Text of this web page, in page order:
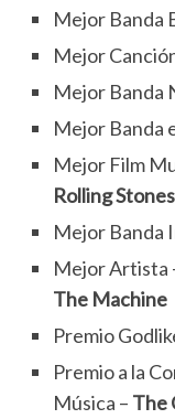
Mejor Banda
Mejor
Mejor Banda
Mejor Banda
Mejor Film
Rolling Stones
Mejor Banda
Mejor Artista
The Machine
Premio
Premio a la
Música – The